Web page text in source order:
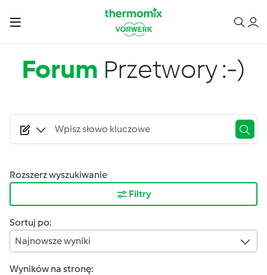
Forum Przetwory :-)
Rozszerz wyszukiwanie
Filtry
Sortuj po:
Najnowsze wyniki
Wyników na stronę: